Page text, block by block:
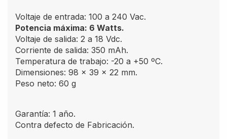
Voltaje de entrada: 100 a 240 Vac.
Potencia máxima: 6 Watts.
Voltaje de salida: 2 a 18 Vdc.
Corriente de salida: 350 mAh.
Temperatura de trabajo: -20 a +50 ºC.
Dimensiones: 98 x 39 x 22 mm.
Peso neto: 60 g
Garantía: 1 año.
Contra defecto de Fabricación.